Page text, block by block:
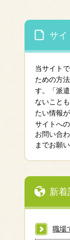
サイ
当サイト
ための方
す。「派
ないこと
たい情報
サイトへ
お問い合
までお願
新着
職場